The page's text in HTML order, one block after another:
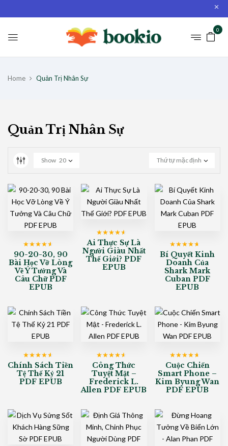
0
Home Quản Trị Nhân Sự
Quản Trị Nhân Sự
Thứ tự mặc định
Show 20
Được xếp
hạng
5
sao
90-20-30, 90
Bài Học Vỡ Lòng
Về Ý Tưởng Và
Câu Chữ PDF
EPUB
Được xếp
hạng45
sao
Ai Thực Sự Là
Người Giàu Nhất
Thế Giới? PDF
EPUB
Được xếp
hạng 45
sao
Bí Quyết Kinh
Doanh Của
Shark Mark
Cuban PDF
EPUB
Được xếp
hạng 45
sao
Chính Sách Tiền
Tệ Thế Kỷ 21
PDF EPUB
Được xếp
hạng4
5
sao
Công Thức
Tuyệt Mật –
Frederick L.
Allen PDF EPUB
Được xếp
hạng
45
sao
Cuộc Chiến
Smart Phone –
Kim Byung Wan
PDF EPUB